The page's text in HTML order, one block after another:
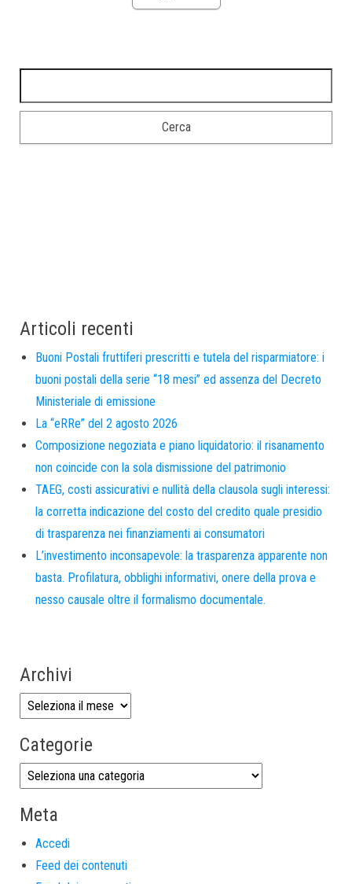
Articoli recenti
Buoni Postali fruttiferi prescritti e tutela del risparmiatore: i
buoni postali della serie “18 mesi” ed assenza del Decreto
Ministeriale di emissione
La “eRRe” del 2 agosto 2026
Composizione negoziata e piano liquidatorio: il risanamento
non coincide con la sola dismissione del patrimonio
TAEG, costi assicurativi e nullità della clausola sugli interessi:
la corretta indicazione del costo del credito quale presidio
di trasparenza nei finanziamenti ai consumatori
L’investimento inconsapevole: la trasparenza apparente non
basta. Profilatura, obblighi informativi, onere della prova e
nesso causale oltre il formalismo documentale.
Archivi
Categorie
Meta
Accedi
Feed dei contenuti